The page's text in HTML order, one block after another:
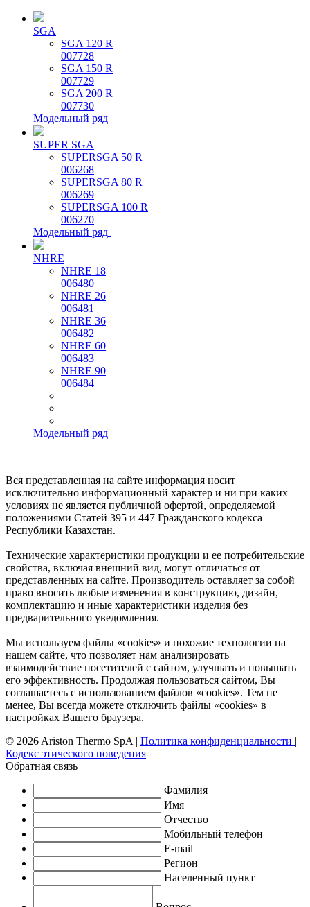
SGA
SGA 120 R
007728
SGA 150 R
007729
SGA 200 R
007730
Модельный ряд
SUPER SGA
SUPERSGA 50 R
006268
SUPERSGA 80 R
006269
SUPERSGA 100 R
006270
Модельный ряд
NHRE
NHRE 18
006480
NHRE 26
006481
NHRE 36
006482
NHRE 60
006483
NHRE 90
006484
Модельный ряд
Вся представленная на сайте информация носит
исключительно информационный характер и ни при каких
условиях не является публичной офертой, определяемой
положениями Статей 395 и 447 Гражданского кодекса
Республики Казахстан.
Технические характеристики продукции и ее потребительские
свойства, включая внешний вид, могут отличаться от
представленных на сайте. Производитель оставляет за собой
право вносить любые изменения в конструкцию, дизайн,
комплектацию и иные характеристики изделия без
предварительного уведомления.
Мы используем файлы «cookies» и похожие технологии на
нашем сайте, что позволяет нам анализировать
взаимодействие посетителей с сайтом, улучшать и повышать
его эффективность. Продолжая пользоваться сайтом, Вы
соглашаетесь с использованием файлов «cookies». Тем не
менее, Вы всегда можете отключить файлы «cookies» в
настройках Вашего браузера.
© 2026 Ariston Thermo SpA | Политика конфиденциальности |
Кодекс этического поведения
Обратная связь
Фамилия
Имя
Отчество
Мобильный телефон
E-mail
Регион
Населенный пункт